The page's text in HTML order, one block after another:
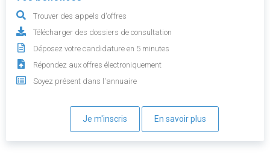
Trouver des appels d'offres
Télécharger des dossiers de consultation
Déposez votre candidature en 5 minutes
Répondez aux offres électroniquement
Soyez présent dans l'annuaire
Je m'inscris En savoir plus